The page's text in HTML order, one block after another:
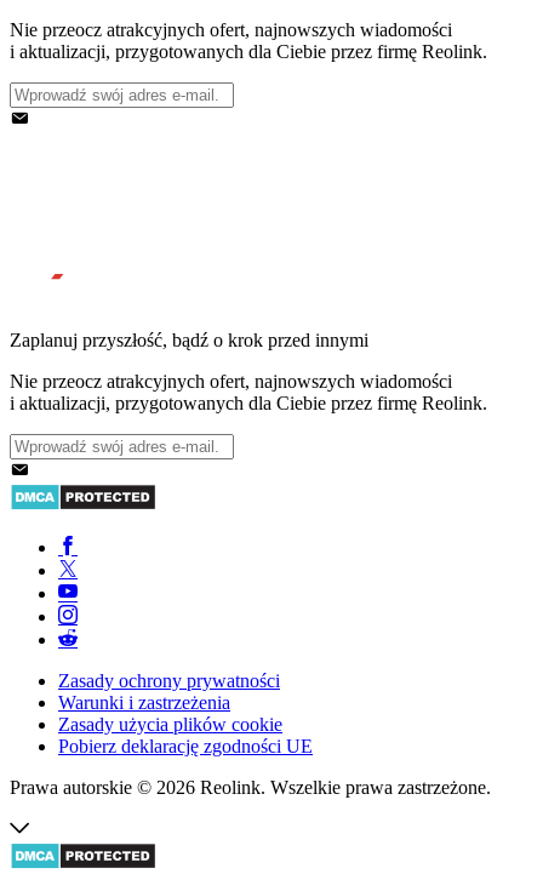
Nie przeocz atrakcyjnych ofert, najnowszych wiadomości
i aktualizacji, przygotowanych dla Ciebie przez firmę Reolink.
Zaplanuj przyszłość, bądź o krok przed innymi
Nie przeocz atrakcyjnych ofert, najnowszych wiadomości
i aktualizacji, przygotowanych dla Ciebie przez firmę Reolink.
Zasady ochrony prywatności
Warunki i zastrzeżenia
Zasady użycia plików cookie
Pobierz deklarację zgodności UE
Prawa autorskie © 2026 Reolink. Wszelkie prawa zastrzeżone.